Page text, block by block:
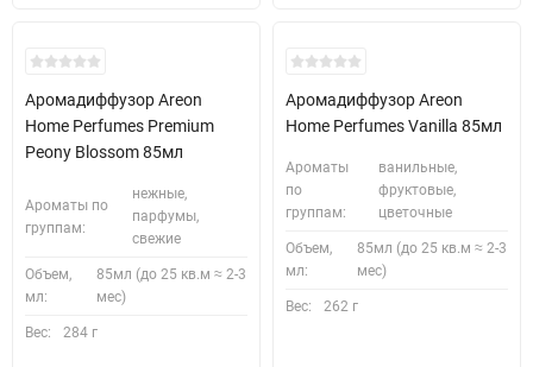
Аромадиффузор Areon
Home Perfumes Premium
Peony Blossom 85мл
Ароматы по
группам:
нежные,
парфумы,
свежие
Объем,
мл:
85мл (до 25 кв.м ≈ 2-3
мес)
Вес: 284 г
Аромадиффузор Areon
Home Perfumes Vanilla 85мл
Ароматы
по
группам:
ванильные,
фруктовые,
цветочные
Объем,
мл:
85мл (до 25 кв.м ≈ 2-3
мес)
Вес: 262 г